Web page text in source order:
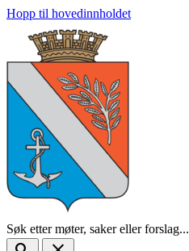
Hopp til hovedinnholdet
Søk etter møter, saker eller forslag...